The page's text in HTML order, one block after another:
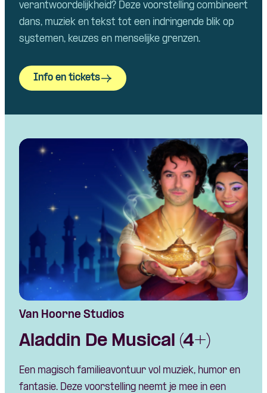
verantwoordelijkheid? Deze voorstelling combineert
dans, muziek en tekst tot een indringende blik op
systemen, keuzes en menselijke grenzen.
Info en tickets
Van Hoorne Studios
Aladdin De Musical (4+)
Een magisch familieavontuur vol muziek, humor en
fantasie. Deze voorstelling neemt je mee in een